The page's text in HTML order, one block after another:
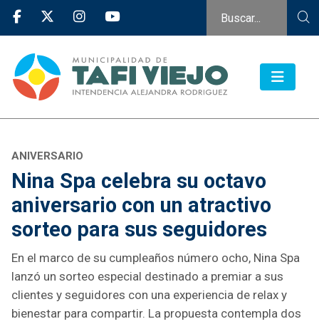
ANIVERSARIO
Nina Spa celebra su octavo
aniversario con un atractivo
sorteo para sus seguidores
En el marco de su cumpleaños número ocho, Nina Spa
lanzó un sorteo especial destinado a premiar a sus
clientes y seguidores con una experiencia de relax y
bienestar para compartir. La propuesta contempla dos